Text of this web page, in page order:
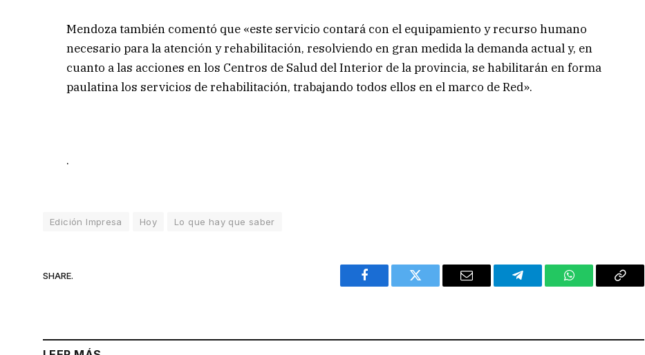
Mendoza también comentó que «este servicio contará con el equipamiento y recurso humano
necesario para la atención y rehabilitación, resolviendo en gran medida la demanda actual y, en
cuanto a las acciones en los Centros de Salud del Interior de la provincia, se habilitarán en forma
paulatina los servicios de rehabilitación, trabajando todos ellos en el marco de Red».
.
Edición Impresa Hoy Lo que hay que saber
SHARE.
Facebook Twitter Email Telegram WhatsAppCopy